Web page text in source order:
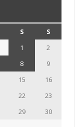
S
S
1
2
8
9
15
16
22
23
29
30